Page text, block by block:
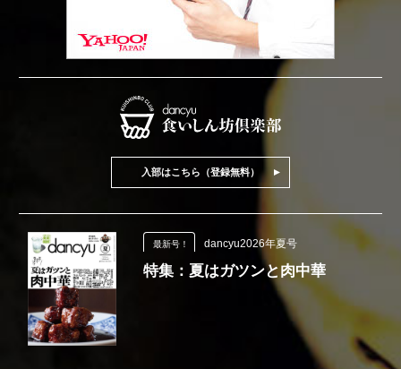
入部はこちら（登録無料）
最新号！ dancyu2026年夏号
特集：夏はガツンと肉中華